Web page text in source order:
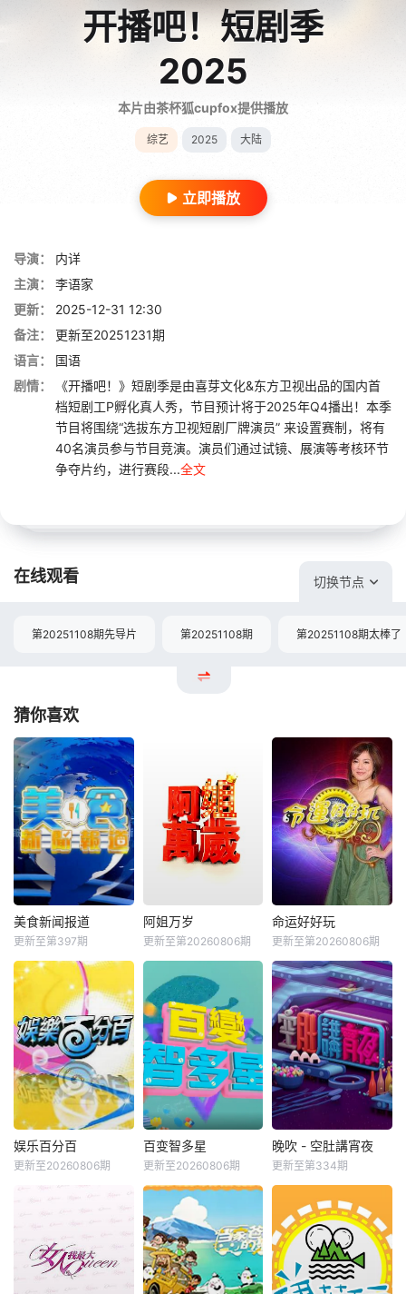
开播吧！短剧季
2025
本片由茶杯狐cupfox提供播放
综艺 2025 大陆
立即播放
导演：
内详
主演：
李语家
更新：
2025-12-31 12:30
备注：
更新至20251231期
语言：
国语
剧情：
《开播吧！》短剧季是由喜芽文化&东方卫视出品的国内首
档短剧工P孵化真人秀，节目预计将于2025年Q4播出！本季
节目将围绕“选拔东方卫视短剧厂牌演员” 来设置赛制，将有
40名演员参与节目竞演。演员们通过试镜、展演等考核环节
争夺片约，进行赛段...全文
在线观看 切换节点
第20251108期先导片 第20251108期 第20251108期太棒了
猜你喜欢
美食新闻报道
更新至第397期
阿姐万岁
更新至第20260806期
命运好好玩
更新至第20260806期
娱乐百分百
更新至20260806期
百变智多星
更新至20260806期
晚吹 - 空肚講宵夜
更新至第334期